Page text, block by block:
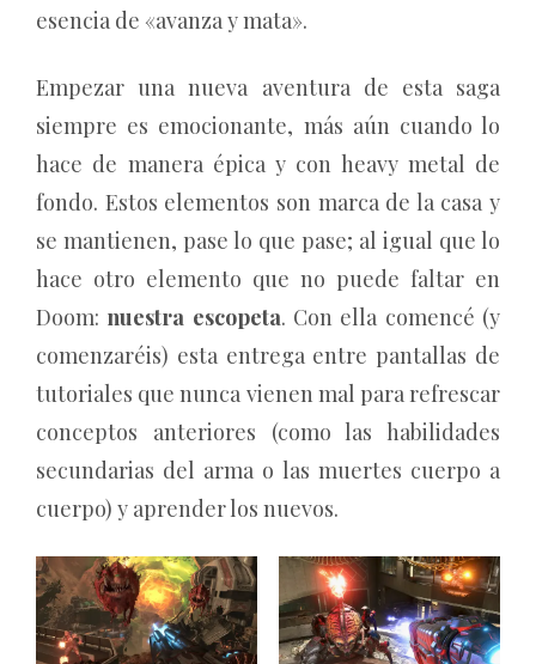
esencia de «avanza y mata».
Empezar una nueva aventura de esta saga
siempre es emocionante, más aún cuando lo
hace de manera épica y con heavy metal de
fondo. Estos elementos son marca de la casa y
se mantienen, pase lo que pase; al igual que lo
hace otro elemento que no puede faltar en
Doom: nuestra escopeta. Con ella comencé (y
comenzaréis) esta entrega entre pantallas de
tutoriales que nunca vienen mal para refrescar
conceptos anteriores (como las habilidades
secundarias del arma o las muertes cuerpo a
cuerpo) y aprender los nuevos.